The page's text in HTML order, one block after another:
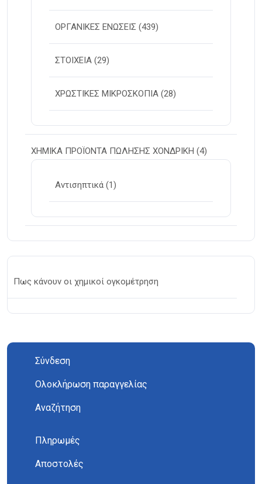
ΟΡΓΑΝΙΚΕΣ ΕΝΩΣΕΙΣ (439)
ΣΤΟΙΧΕΙΑ (29)
ΧΡΩΣΤΙΚΕΣ ΜΙΚΡΟΣΚΟΠΙΑ (28)
ΧΗΜΙΚΑ ΠΡΟΪΟΝΤΑ ΠΩΛΗΣΗΣ ΧΟΝΔΡΙΚΗ (4)
Αντισηπτικά (1)
Πως κάνουν οι χημικοί ογκομέτρηση
Σύνδεση
Ολοκλήρωση παραγγελίας
Αναζήτηση
Πληρωμές
Αποστολές